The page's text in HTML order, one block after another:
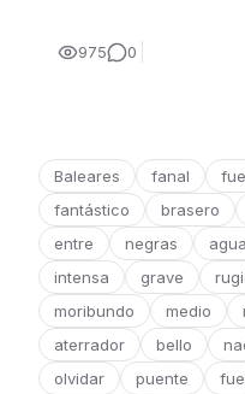
975 0
Baleares fanal
fantástico
brasero
entre
negras
intensa
grave
moribundo
medio
aterrador
bello
olvidar
puente fue